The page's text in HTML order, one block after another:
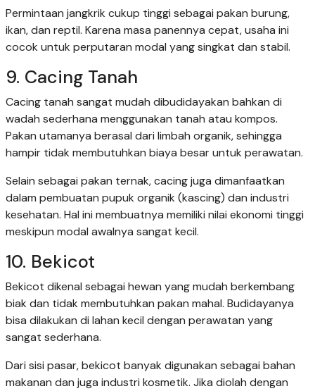
Permintaan jangkrik cukup tinggi sebagai pakan burung,
ikan, dan reptil. Karena masa panennya cepat, usaha ini
cocok untuk perputaran modal yang singkat dan stabil.
9. Cacing Tanah
Cacing tanah sangat mudah dibudidayakan bahkan di
wadah sederhana menggunakan tanah atau kompos.
Pakan utamanya berasal dari limbah organik, sehingga
hampir tidak membutuhkan biaya besar untuk perawatan.
Selain sebagai pakan ternak, cacing juga dimanfaatkan
dalam pembuatan pupuk organik (kascing) dan industri
kesehatan. Hal ini membuatnya memiliki nilai ekonomi tinggi
meskipun modal awalnya sangat kecil.
10. Bekicot
Bekicot dikenal sebagai hewan yang mudah berkembang
biak dan tidak membutuhkan pakan mahal. Budidayanya
bisa dilakukan di lahan kecil dengan perawatan yang
sangat sederhana.
Dari sisi pasar, bekicot banyak digunakan sebagai bahan
makanan dan juga industri kosmetik. Jika diolah dengan